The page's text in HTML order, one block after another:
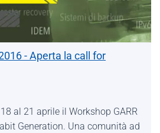
- Aperta la call for
al 21 aprile il Workshop GARR
Generation. Una comunità ad